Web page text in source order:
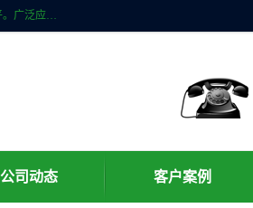
自主研发生产的CPMR全智能防垢除垢节碳装置，无磁无电，不添加化学药剂，*了国内纯物理除垢技术领域空白，其性能处于国际领先水平。广泛应用于石油炼化、钢铁冶炼、电力、煤矿、化工、供暖、压铸、汽车制造、涉水家电等行业。
公司动态 客户案例